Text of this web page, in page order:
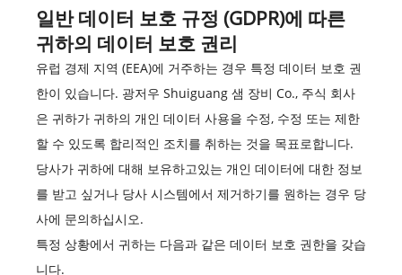
일반 데이터 보호 규정 (GDPR)에 따른
귀하의 데이터 보호 권리
유럽 경제 지역 (EEA)에 거주하는 경우 특정 데이터 보호 권
한이 있습니다. 광저우 Shuiguang 샘 장비 Co., 주식 회사
은 귀하가 귀하의 개인 데이터 사용을 수정, 수정 또는 제한
할 수 있도록 합리적인 조치를 취하는 것을 목표로합니다.
당사가 귀하에 대해 보유하고있는 개인 데이터에 대한 정보
를 받고 싶거나 당사 시스템에서 제거하기를 원하는 경우 당
사에 문의하십시오.
특정 상황에서 귀하는 다음과 같은 데이터 보호 권한을 갖습
니다.